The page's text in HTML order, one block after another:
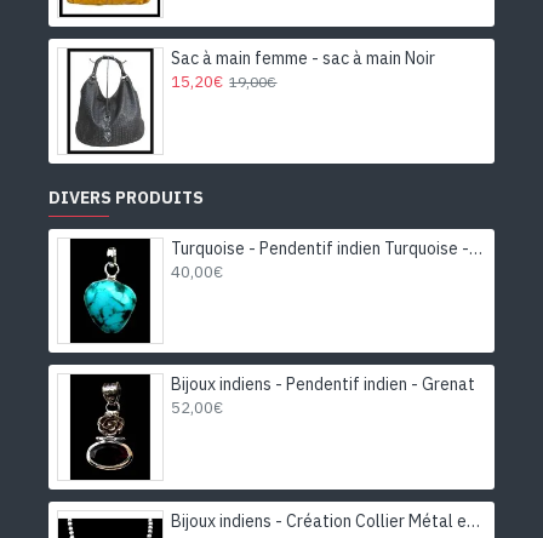
Sac à main femme - sac à main Noir
15,20€ 19,00€
DIVERS PRODUITS
Turquoise - Pendentif indien Turquoise - Bijoux Inde
40,00€
Bijoux indiens - Pendentif indien - Grenat
52,00€
Bijoux indiens - Création Collier Métal et Pierre de Lune